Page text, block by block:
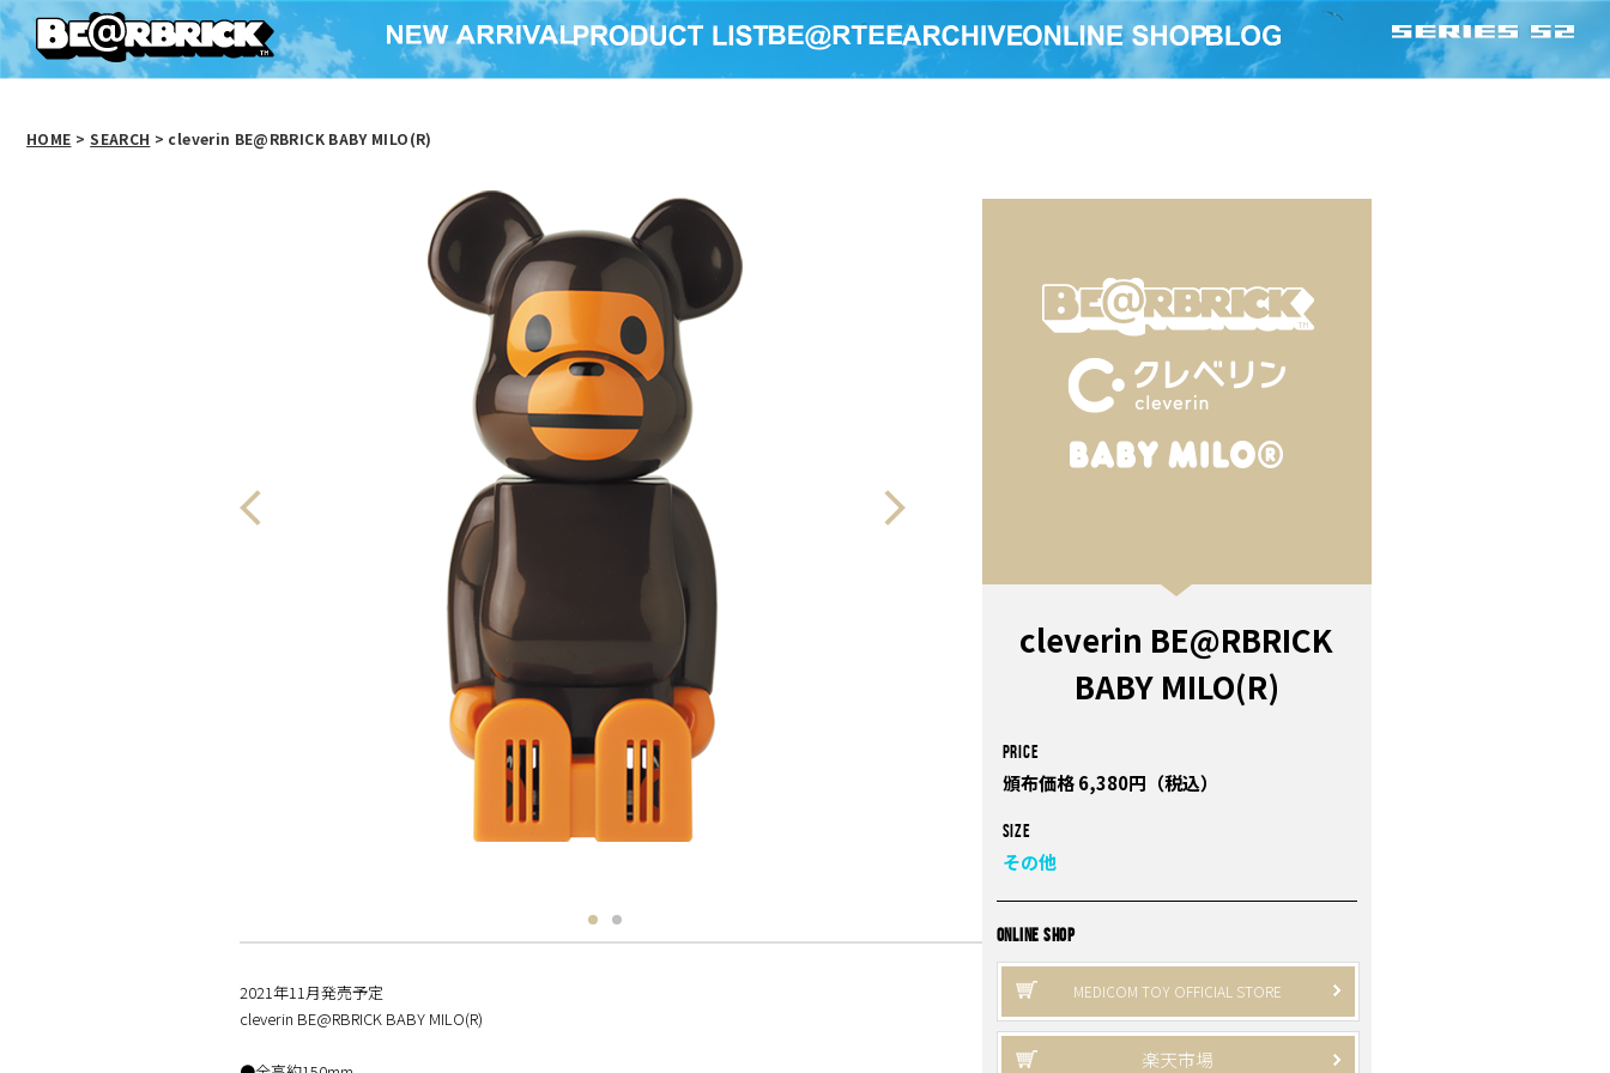
HOME > SEARCH > cleverin BE@RBRICK BABY MILO(R)
cleverin BE@RBRICK
BABY MILO(R)
PRICE
頒布価格 6,380円（税込）
Size
その他
ONLINE SHOP
MEDICOM TOY OFFICIAL STORE
楽天市場
2021年11月発売予定
cleverin BE@RBRICK BABY MILO(R)